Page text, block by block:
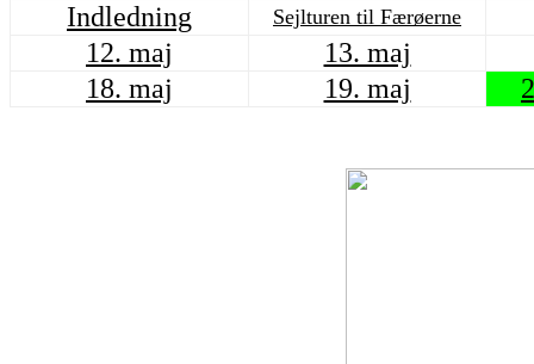
Indledning Sejlturen til Færøerne
12. maj
13. maj
18. maj
19. maj